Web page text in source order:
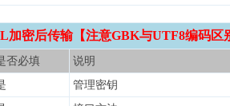
加密后传输【注意GBK与UTF8编码区
否必填 说明
管理密钥